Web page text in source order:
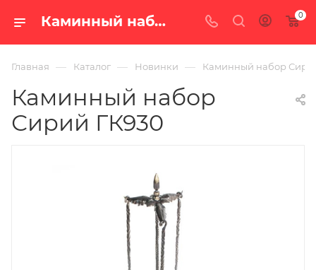
Каминный набор Сирий ГК930 — купить в Екатеринбурге с доставкой по России 0
Главная — Каталог — Новинки — Каминный набор
Каминный набор
Сирий ГК930